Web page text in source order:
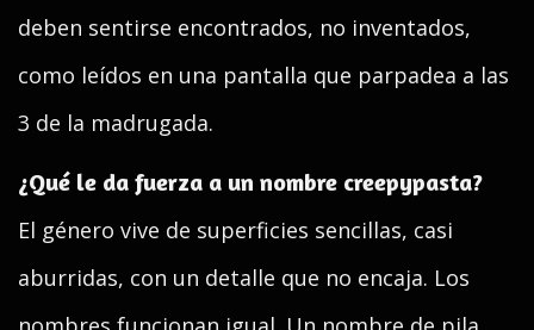
deben sentirse encontrados, no inventados,
como leídos en una pantalla que parpadea a las
3 de la madrugada.
¿Qué le da fuerza a un nombre creepypasta?
El género vive de superficies sencillas, casi
aburridas, con un detalle que no encaja. Los